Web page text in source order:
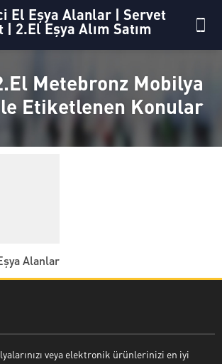
Metebronz Mobilya
Etiketlenen Konular
Alanlar
veya elektronik ürünlerinizi en iyi